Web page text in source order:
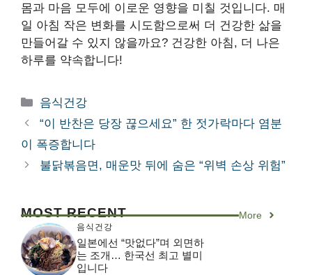
몸과 마음 모두에 이로운 영향을 미칠 것입니다. 매
일 아침 작은 변화를 시도함으로써 더 건강한 삶을
만들어갈 수 있지 않을까요? 건강한 아침, 더 나은
하루를 약속합니다!
카
테
리
음식건강
“이 반찬은 당장 끊으세요” 한 젓가락마다 염분
이 폭증합니다
불닭볶음면, 매운맛 뒤에 숨은 “위벽 손상 위험”
MOST RECENT More
음식건강
일본에선 “맛없다”며 외면하
는 조개… 한국선 최고 별미
입니다